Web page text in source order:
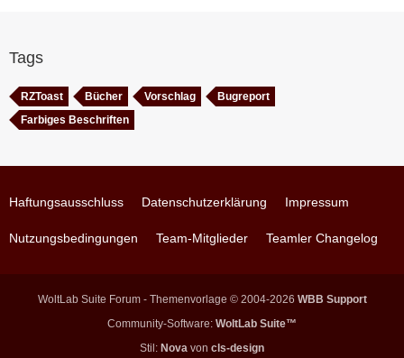
Tags
RZToast Bücher Vorschlag
Bugreport
Farbiges Beschriften
Haftungsausschluss Datenschutzerklärung Impressum
Nutzungsbedingungen Team-Mitglieder Teamler Changelog
WoltLab Suite Forum - Themenvorlage © 2004-2026 WBB Support
Community-Software: WoltLab Suite™
Stil: Nova von cls-design